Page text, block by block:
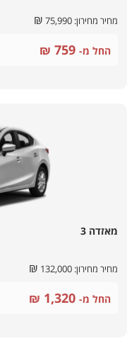
מחיר מחירון: ₪
החל מ- ₪
מאזדה 3
מחיר מחירון: ₪
החל מ- ₪